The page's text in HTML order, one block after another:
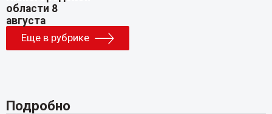
Еще в рубрике
Подробно